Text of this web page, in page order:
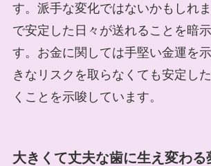
す。派手な変化ではないかもしれ
で安定した日々が送れることを暗
す。お金に関しては手堅い金運を
きなリスクを取らなくても安定し
くことを示唆しています。
大きくて丈夫な歯に生え変わる